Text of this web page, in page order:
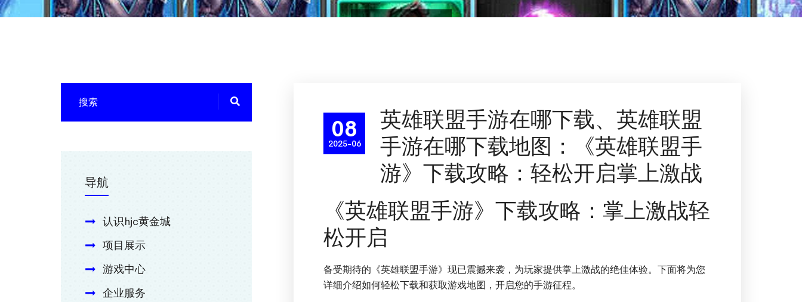
08
2025-06
英雄联盟手游在哪下载、英雄联盟
手游在哪下载地图：《英雄联盟手
游》下载攻略：轻松开启掌上激战
《英雄联盟手游》下载攻略：掌上激战轻
松开启
备受期待的《英雄联盟手游》现已震撼来袭，为玩家提供掌上激战的绝佳体验。下面将为您
详细介绍如何轻松下载和获取游戏地图，开启您的手游征程。
导航
认识hjc黄金城
项目展示
游戏中心
企业服务